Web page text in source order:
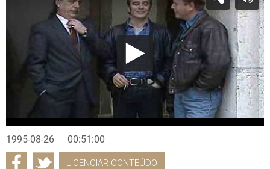
1995-08-26 00:51:00
LICENCIAR CONTEÚDO